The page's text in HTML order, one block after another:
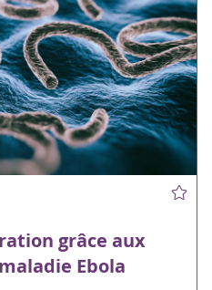
grâce aux
Ebola